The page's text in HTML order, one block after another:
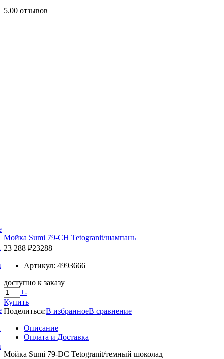
5.00 отзывов
Мойка Sumi 79-CH Tetogranit/шампань
23 288 ₽23288
Артикул: 4993666
доступно к заказу
+-
Купить
Поделиться:В избранноеВ сравнение
Описание
Оплата и Доставка
Мойка Sumi 79-DC Tetogranit/темный шоколад